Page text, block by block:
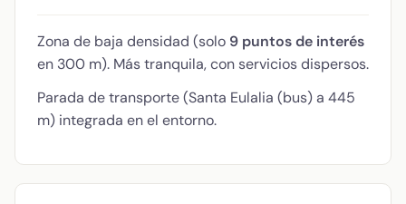
Zona de baja densidad (solo 9 puntos de interés
en 300 m). Más tranquila, con servicios dispersos.
Parada de transporte (Santa Eulalia (bus) a 445
m) integrada en el entorno.